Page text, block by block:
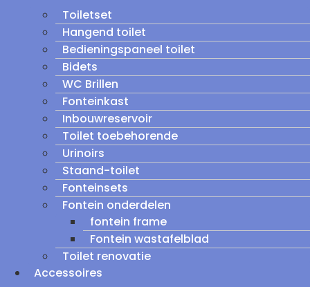
Toiletset
Hangend toilet
Bedieningspaneel toilet
Bidets
WC Brillen
Fonteinkast
Inbouwreservoir
Toilet toebehorende
Urinoirs
Staand-toilet
Fonteinsets
Fontein onderdelen
fontein frame
Fontein wastafelblad
Toilet renovatie
Accessoires